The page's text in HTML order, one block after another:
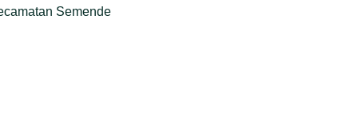
Semende